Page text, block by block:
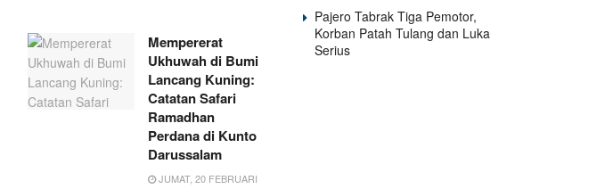
Mempererat
Ukhuwah di Bumi
Lancang Kuning:
Catatan Safari
Ramadhan
Perdana di Kunto
Darussalam
JUMAT, 20 FEBRUARI
Pajero Tabrak Tiga Pemotor,
Korban Patah Tulang dan Luka
Serius